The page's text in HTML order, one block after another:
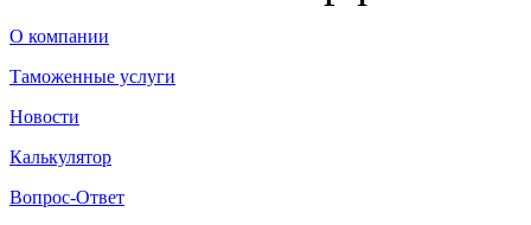
О компании
Таможенные услуги
Новости
Калькулятор
Вопрос-Ответ